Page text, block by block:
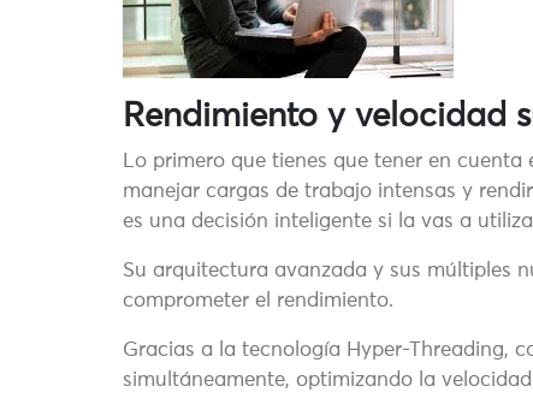
Rendimiento y velocidad
Lo primero que tienes que tener en
manejar cargas de trabajo intensas y
es una decisión inteligente si la vas a
Su arquitectura avanzada y sus múltiples
comprometer el rendimiento.
Gracias a la tecnología Hyper-Threading,
simultáneamente, optimizando la